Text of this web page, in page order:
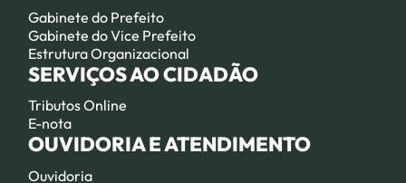
Gabinete do Prefeito
Gabinete do Vice Prefeito
Estrutura Organizacional
SERVIÇOS AO CIDADÃO
Tributos Online
E-nota
OUVIDORIA E ATENDIMENTO
Ouvidoria